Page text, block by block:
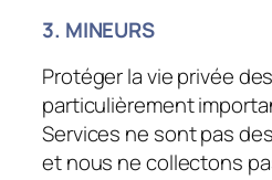
3. MINEURS
Protéger la vie privée
particulièrement
Services ne sont pas
et nous ne collectons